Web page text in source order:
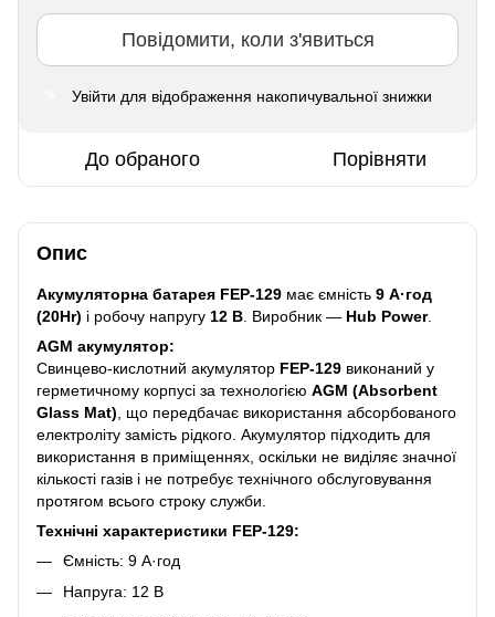
Повідомити, коли з'явиться
Увійти для відображення накопичувальної знижки
До обраного Порівняти
Опис
Акумуляторна батарея FEP-129 має ємність 9 А·год
(20Hr) і робочу напругу 12 В . Виробник — Hub Power.
AGM акумулятор:
Свинцево-кислотний акумулятор FEP-129 виконаний у
герметичному корпусі за технологією AGM (Absorbent
Glass Mat) , що передбачає використання абсорбованого
електроліту замість рідкого. Акумулятор підходить для
використання в приміщеннях, оскільки не виділяє значної
кількості газів і не потребує технічного обслуговування
протягом всього строку служби.
Технічні характеристики FEP-129:
Ємність: 9 А·год
Напруга: 12 В